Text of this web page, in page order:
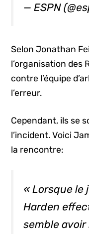
— ESPN
Selon Jonathan
l’organisation des
contre l’équipe
l’erreur.
Cependant, ils se
l’incident. Voici
la rencontre:
« Lorsque le
Harden
semble avoir